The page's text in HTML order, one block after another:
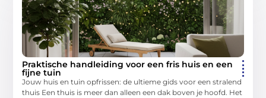
Praktische handleiding voor een fris huis en een
fijne tuin
Jouw huis en tuin opfrissen: de ultieme gids voor een stralend
thuis Een thuis is meer dan alleen een dak boven je hoofd. Het